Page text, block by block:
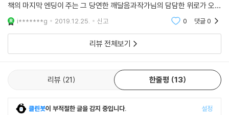
책의 마지막 엔딩이 주는 그 당연한 깨달음과작가님의 담담한 위로가 오랫
동안 남았다.그렇게 각자의 무게를 짊어지고 그저 살아내는 거라고.
i*******g 2019.12.25. 신고 0 댓글0
리뷰 전체보기
리뷰 21 한줄평 13
클린봇이 부적절한 글을 감지 중입니다. 설정